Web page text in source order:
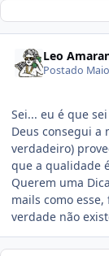
Leo
Postado
Sei... eu é que
Deus consegui a
verdadeiro)
que a qualidade
Querem uma
mails como
verdade não